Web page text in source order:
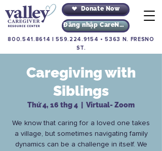
Donate Now
Đăng nhập CareNav
800.541.8614 |559.224.9154 •5363 N. FRESNO
ST.
Caregiving with
Siblings
Thứ 4, 16 thg 4 Virtual- Zoom
We know that caring for a loved one takes
a village, but sometimes navigating family
dynamics can be a challenge in itself. We